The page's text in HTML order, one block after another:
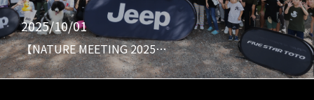
2025/10/01
【NATURE MEETING 2025…